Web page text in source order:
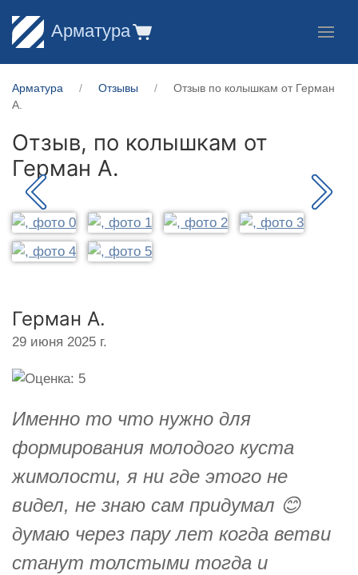
Арматура
Арматура Отзывы
Отзыв по колышкам от Герман
А.
Отзыв, по колышкам от
Герман А.
Герман А.
29 июня 2025 г.
Именно то что нужно для
формирования молодого куста
жимолости, я ни где этого не
видел, не знаю сам придумал 😊
думаю через пару лет когда ветви
станут толстыми тогда и